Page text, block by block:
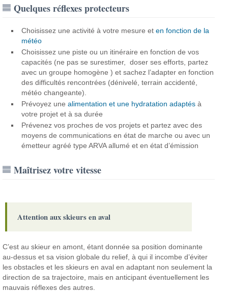
Quelques réflexes protecteurs
Choisissez une activité à votre mesure eten fonction de la
météo
Choisissez une piste ou un itinéraire en fonction de vos
capacités (ne pas se surestimer, doser ses efforts, partez
avec un groupe homogène ) et sachez l’adapter en fonction
des difficultés rencontrées (dénivelé, terrain accidenté,
météo changeante).
Prévoyez unealimentation et une hydratation adaptés à
votre projet et à sa durée
Prévenez vos proches de vos projets et partez avec des
moyens de communications en état de marche ou avec un
émetteur agréé type ARVA allumé et en état d’émission
Maîtrisez votre vitesse
Attention aux skieurs en aval
C’est au skieur en amont, étant donnée sa position dominante
au-dessus et sa vision globale du relief, à qui il incombe d’éviter
les obstacles et les skieurs en aval en adaptant non seulement la
direction de sa trajectoire, mais en anticipant éventuellement les
mauvais réflexes des autres.